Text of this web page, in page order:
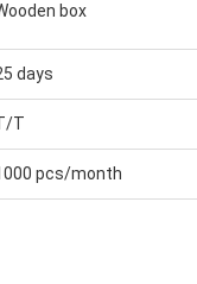
box
days
T
pcs/month